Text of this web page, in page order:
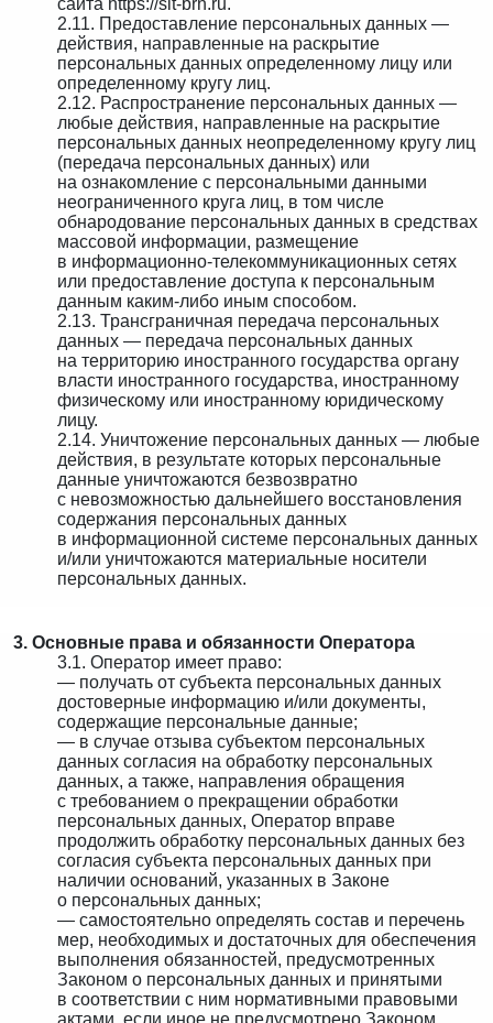
сайта https://sit-brn.ru.
2.11. Предоставление персональных данных —
действия, направленные на раскрытие
персональных данных определенному лицу или
определенному кругу лиц.
2.12. Распространение персональных данных —
любые действия, направленные на раскрытие
персональных данных неопределенному кругу лиц
(передача персональных данных) или
на ознакомление с персональными данными
неограниченного круга лиц, в том числе
обнародование персональных данных в средствах
массовой информации, размещение
в информационно-телекоммуникационных сетях
или предоставление доступа к персональным
данным каким-либо иным способом.
2.13. Трансграничная передача персональных
данных — передача персональных данных
на территорию иностранного государства органу
власти иностранного государства, иностранному
физическому или иностранному юридическому
лицу.
2.14. Уничтожение персональных данных — любые
действия, в результате которых персональные
данные уничтожаются безвозвратно
с невозможностью дальнейшего восстановления
содержания персональных данных
в информационной системе персональных данных
и/или уничтожаются материальные носители
персональных данных.
3. Основные права и обязанности Оператора
3.1. Оператор имеет право:
— получать от субъекта персональных данных
достоверные информацию и/или документы,
содержащие персональные данные;
— в случае отзыва субъектом персональных
данных согласия на обработку персональных
данных, а также, направления обращения
с требованием о прекращении обработки
персональных данных, Оператор вправе
продолжить обработку персональных данных без
согласия субъекта персональных данных при
наличии оснований, указанных в Законе
о персональных данных;
— самостоятельно определять состав и перечень
мер, необходимых и достаточных для обеспечения
выполнения обязанностей, предусмотренных
Законом о персональных данных и принятыми
в соответствии с ним нормативными правовыми
актами, если иное не предусмотрено Законом